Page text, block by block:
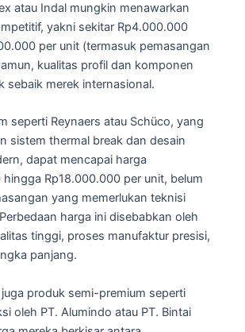
atau Indal mungkin menawarkan
yakni sekitar Rp4.000.000
per unit (termasuk pemasangan
kualitas profil dan komponen
sebaik merek internasional.
seperti Reynaers atau Schüco, yang
sistem thermal break dan desain
dapat mencapai harga
hingga Rp18.000.000 per unit, belum
yang memerlukan teknisi
harga ini disebabkan oleh
tinggi, proses manufaktur presisi,
panjang.
juga produk semi-premium seperti
oleh PT. Alumindo atau PT. Bintai